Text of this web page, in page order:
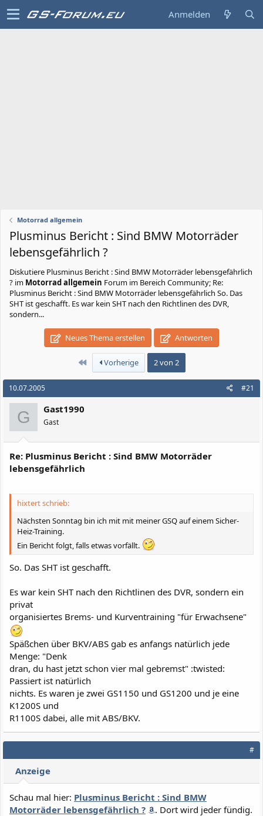
Anmelden
Motorrad allgemein
Plusminus Bericht : Sind BMW Motorräder
lebensgefährlich ?
Diskutiere Plusminus Bericht : Sind BMW Motorräder lebensgefährlich
? im Motorrad allgemein Forum im Bereich Community; Re:
Plusminus Bericht : Sind BMW Motorräder lebensgefährlich So. Das
SHT ist geschafft. Es war kein SHT nach den Richtlinen des DVR,
sondern...
Neues Thema erstellen Antworten
ErsteVorherige 2 von 2
10.07.2005 #21
G Gast1990
Gast
Re: Plusminus Bericht : Sind BMW Motorräder
lebensgefährlich
hixtert schrieb:
Nächsten Sonntag bin ich mit mit meiner GSQ auf einem Sicher-
Heiz-Training.
Ein Bericht folgt, falls etwas vorfällt.
So. Das SHT ist geschafft.
Es war kein SHT nach den Richtlinen des DVR, sondern ein
privat
organisiertes Brems- und Kurventraining "für Erwachsene"
Späßchen über BKV/ABS gab es anfangs natürlich jede
Menge: "Denk
dran, du hast jetzt schon vier mal gebremst" :twisted:
Passiert ist natürlich
nichts. Es waren je zwei GS1150 und GS1200 und je eine
K1200S und
R1100S dabei, alle mit ABS/BKV.
#
Anzeige
Schau mal hier: Plusminus Bericht : Sind BMW
Motorräder lebensgefährlich ?
. Dort wird jeder fündig.